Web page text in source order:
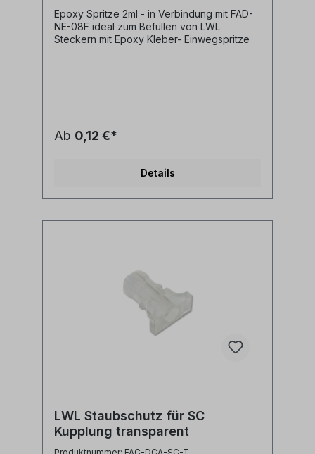
Epoxy Spritze 2ml - in Verbindung mit FAD-
NE-08F ideal zum Befüllen von LWL
Steckern mit Epoxy Kleber- Einwegspritze
Ab 0,12 €*
Details
LWL Staubschutz für SC
Kupplung transparent
Produktnummer: FAC-DCA-SC-T